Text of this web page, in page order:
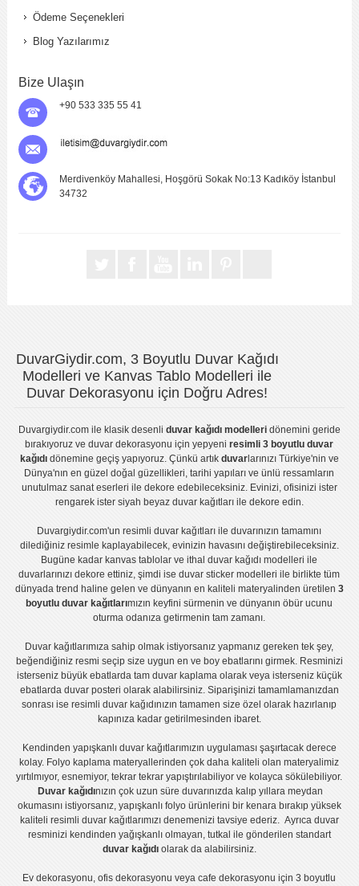
Ödeme Seçenekleri
Blog Yazılarımız
Bize Ulaşın
+90 533 335 55 41
Merdivenköy Mahallesi, Hoşgörü Sokak No:13 Kadıköy İstanbul
34732
DuvarGiydir.com, 3 Boyutlu Duvar Kağıdı
Modelleri ve Kanvas Tablo Modelleri ile
Duvar Dekorasyonu için Doğru Adres!
Duvargiydir.comile klasik desenli duvar kağıdı modelleridönemini geride
bırakıyoruz veduvar dekorasyonu için yepyeniresimli 3 boyutlu duvar
kağıdıdönemine geçiş yapıyoruz. Çünkü artık duvarlarınızı Türkiye'nin ve
Dünya'nın en güzel doğal güzellikleri, tarihi yapıları ve ünlü ressamların
unutulmaz sanat eserleri ile dekore edebileceksiniz. Evinizi, ofisinizi ister
rengarek ister siyah beyaz duvar kağıtlarıile dekore edin.
Duvargiydir.com'unresimli duvar kağıtları ile duvarınızın tamamını
dilediğiniz resimle kaplayabilecek, evinizin havasını değiştirebileceksiniz.
Bugüne kadar kanvas tablo lar veithal duvar kağıdı modelleri ile
duvarlarınızı dekore ettiniz, şimdi iseduvar sticker modelleri ile birlikte tüm
dünyada trend haline gelen ve dünyanın en kaliteli materyalinden üretilen 3
boyutlu duvar kağıtlarımızın keyfini sürmenin ve dünyanın öbür ucunu
oturma odanıza getirmenin tam zamanı.
Duvar kağıtlarımıza sahip olmak istiyorsanız yapmanız gereken tek şey,
beğendiğiniz resmi seçip size uygun en ve boy ebatlarını girmek. Resminizi
isterseniz büyük ebatlarda tam duvar kaplamaolarak veya isterseniz küçük
ebatlarda duvar posteri olarak alabilirsiniz. Siparişinizi tamamlamanızdan
sonrası iseresimli duvar kağıdınızın tamamen size özel olarak hazırlanıp
kapınıza kadar getirilmesinden ibaret.
Kendinden yapışkanlı duvar kağıtlarımızın uygulamasışaşırtacak derece
kolay. Folyo kaplama materyallerinden çok daha kaliteli olanmateryalimiz
yırtılmıyor, esnemiyor, tekrar tekrar yapıştırılabiliyor ve kolayca sökülebiliyor.
Duvar kağıdınızın çok uzun süre duvarınızda kalıp yıllara meydan
okumasını istiyorsanız, yapışkanlı folyoürünlerini bir kenara bırakıp yüksek
kaliteli resimli duvar kağıtlarımızı denemenizi tavsiye ederiz. Ayrıca duvar
resminizi kendinden yağışkanlı olmayan, tutkal ile gönderilen standart
duvar kağıdıolarak da alabilirsiniz.
Ev dekorasyonu,ofis dekorasyonu veyacafe dekorasyonu için3 boyutlu